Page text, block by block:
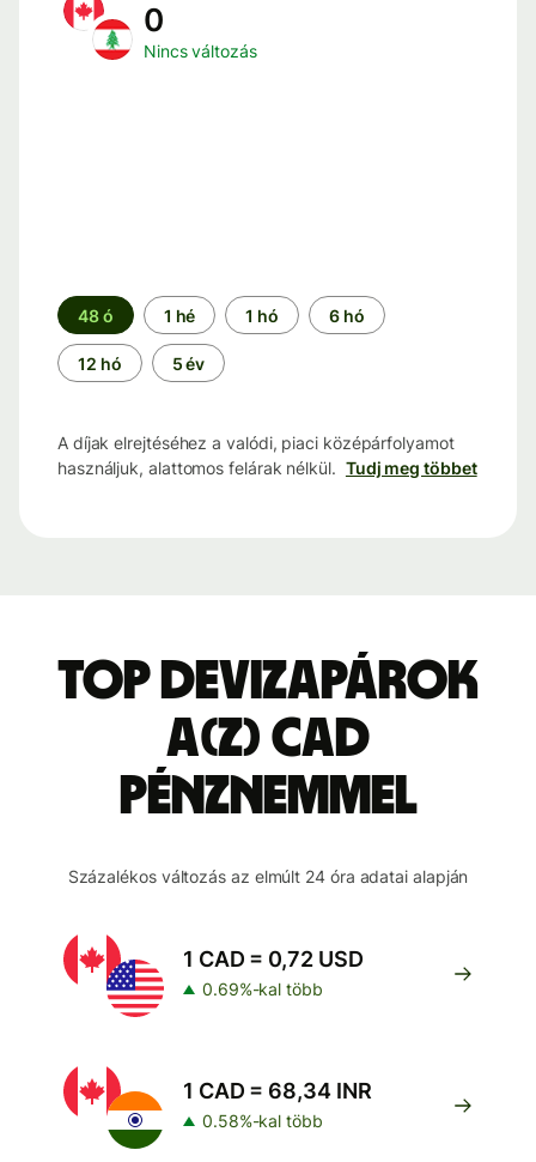
0
Nincs változás
Időszak
48 ó 1 hé 1 hó 6 hó
12 hó 5 év
A díjak elrejtéséhez a valódi, piaci középárfolyamot
használjuk, alattomos felárak nélkül. Tudj meg többet
Top devizapárok
a(z) CAD
pénznemmel
Százalékos változás az elmúlt 24 óra adatai alapján
1 CAD = 0,72 USD
0.69%-kal több
1 CAD = 68,34 INR
0.58%-kal több